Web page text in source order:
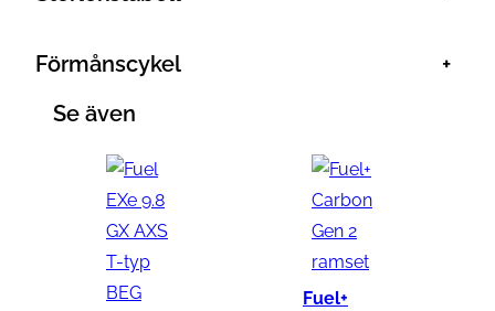
Förmånscykel
+
Se även
Fuel+